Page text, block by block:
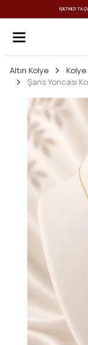
IŞILTINIZI
Altın Kolye
Şans Yoncası